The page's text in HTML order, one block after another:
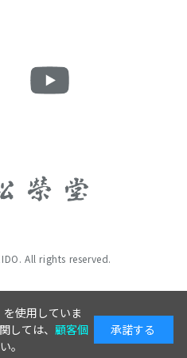
All rights reserved.
使用していま
しては、 顧客個
。
承諾する